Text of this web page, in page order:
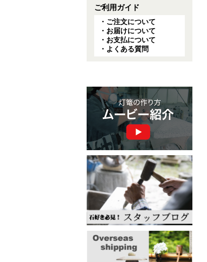
ご利用ガイド
・ご注文について
・お届けについて
・お支払について
・よくある質問